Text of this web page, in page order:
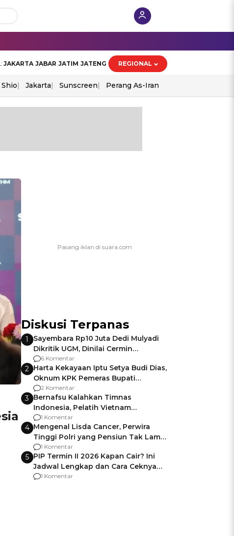
JAKARTA JABAR JATIM JATENG REGIONAL
Shio Jakarta Sunscreen Perang As-Iran
Diskusi Terpanas
1
Sayembara Rp10 Juta Dedi Mulyadi
Dikritik UGM, Dinilai Cermin
Gagalnya Negara Jamin Keamanan
6 Komentar
2 Harta Kekayaan Iptu Setya Budi Dias,
Oknum KPK Pemeras Bupati
Pemalang
2 Komentar
3 Bernafsu Kalahkan Timnas
Indonesia, Pelatih Vietnam
Berencana Pakai Jimat di Pakansari
1 Komentar
4 Mengenal Lisda Cancer, Perwira
Tinggi Polri yang Pensiun Tak Lama
Usai Jadi Brigjen
1 Komentar
5 PIP Termin II 2026 Kapan Cair? Ini
Jadwal Lengkap dan Cara Ceknya
agar Dana Tidak Hangus!
1 Komentar